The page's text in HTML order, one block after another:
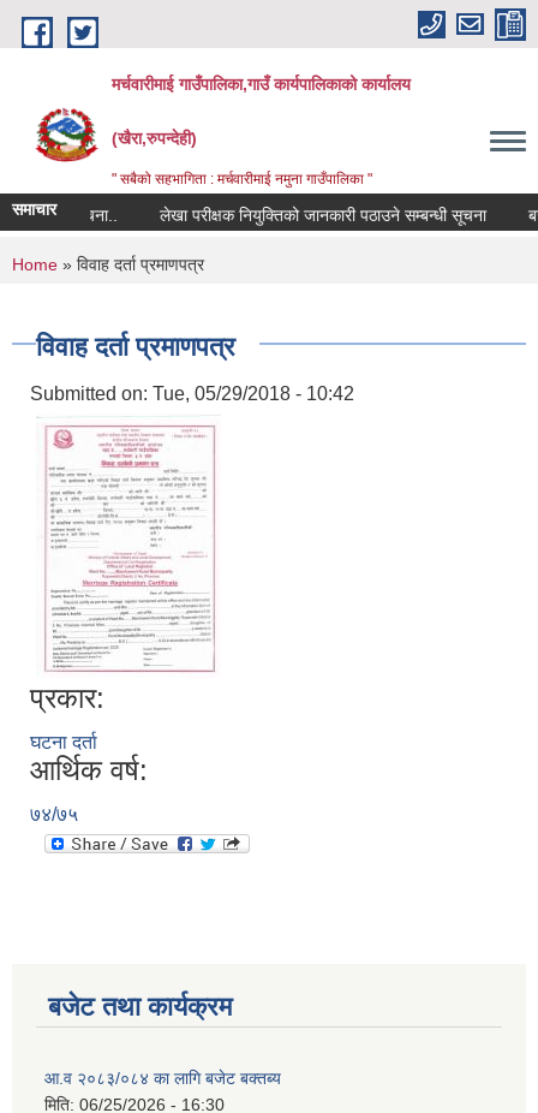
Skip to main content
मर्चवारीमाई गाउँपालिका,गाउँ कार्यपालिकाको कार्यालय
(खैरा,रुपन्देही)
" सबैको सहभागिता : मर्चवारीमाई नमुना गाउँपालिका "
समाचारसूचना.. लेखा परीक्षक नियुक्तिको जानकारी पठाउने सम्बन्धी सूचना
You are here
Home » विवाह दर्ता प्रमाणपत्र
विवाह दर्ता प्रमाणपत्र
Submitted on: Tue, 05/29/2018 - 10:42
प्रकार:
घटना दर्ता
आर्थिक वर्ष:
७४/७५
बजेट तथा कार्यक्रम
आ.व २०८३/०८४ का लागि बजेट बक्तब्य
मिति: 06/25/2026 - 16:30